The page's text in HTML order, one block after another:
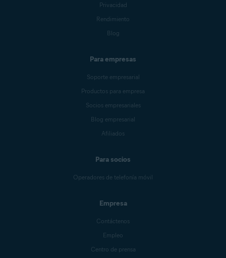
Privacidad
Rendimiento
Blog
Para empresas
Soporte empresarial
Productos para empresa
Socios empresariales
Blog empresarial
Afiliados
Para socios
Operadores de telefonía móvil
Empresa
Contáctenos
Empleo
Centro de prensa